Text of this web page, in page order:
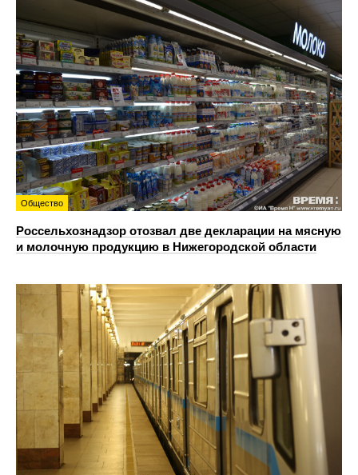
Общество
Россельхознадзор отозвал две декларации на мясную
и молочную продукцию в Нижегородской области